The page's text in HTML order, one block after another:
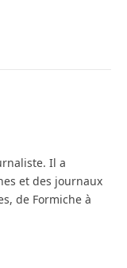
Il a
et des journaux
de Formiche à